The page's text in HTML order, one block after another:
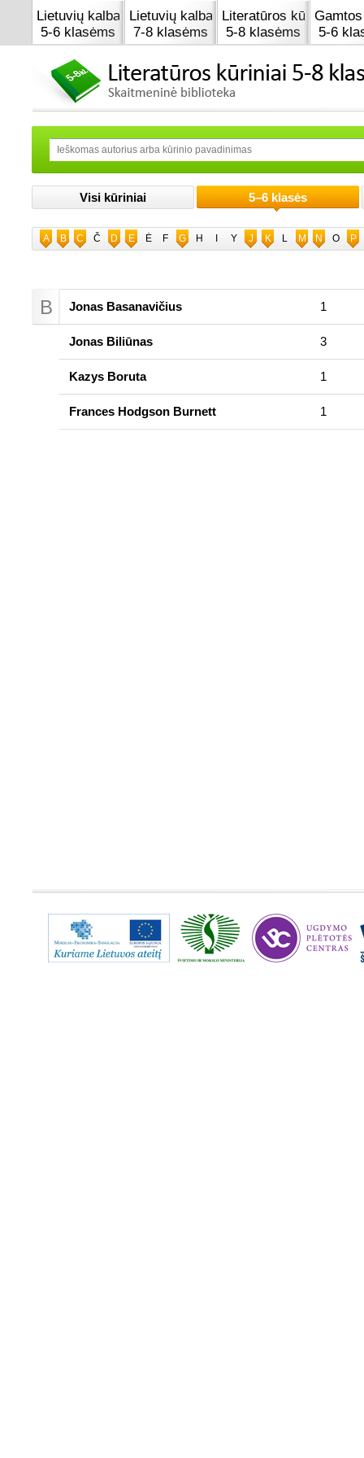
Lietuvių kalba
5-6 klasėms
Lietuvių kalba
7-8 klasėms
Literatūros kūrinai
5-8 klasėms
5-6
Visi kūriniai 5–6 klasės
A B C Č D E Ė F G H Y J K L M N O P
B Jonas Basanavičius 1
Jonas Biliūnas 3
Kazys Boruta 1
Frances Hodgson Burnett 1